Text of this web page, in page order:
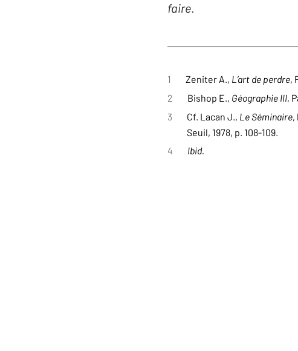
faire.
1 Zeniter A., L’art de perdre,
2
Bishop E., Géographie III,
3
Cf. Lacan J., Le Séminaire,
Seuil, 1978, p. 108-109.
4
Ibid.